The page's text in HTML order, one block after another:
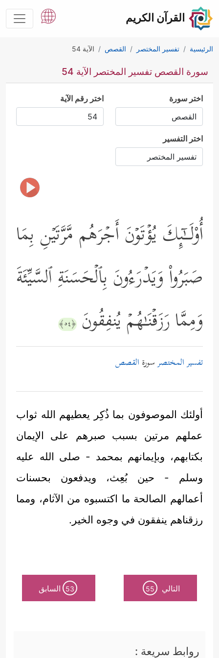
القرآن الكريم
الرئيسية تفسير المختصر القصص الآية 54
سورة القصص تفسير المختصر الآية 54
اختر سورة اختر رقم الآية
اختر التفسير
أُوْلَــٰۤىِٕكَ یُؤۡتَوۡنَ أَجۡرَهُم مَّرَّتَیۡنِ بِمَا
صَبَرُواْ وَیَدۡرَءُونَ بِٱلۡحَسَنَةِ ٱلسَّیِّئَةَ
وَمِمَّا رَزَقۡنَـٰهُمۡ یُنفِقُونَ ﴿٥٤﴾
تفسير المختصرسورة القصص
أولئك الموصوفون بما ذُكِر يعطيهم الله ثواب
عملهم مرتين بسبب صبرهم على الإيمان
بكتابهم، وبإيمانهم بمحمد - صلى الله عليه
وسلم - حين بُعِث، ويدفعون بحسنات
أعمالهم الصالحة ما اكتسبوه من الآثام، ومما
رزقناهم ينفقون في وجوه الخير.
التالي 55
53 السابق
روابط سريعة :